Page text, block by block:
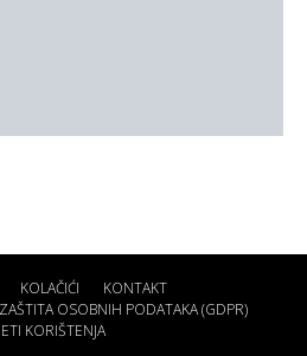
KOLAČIĆI
KONTAKT
OSOBNIH PODATAKA (GDPR)
KORIŠTENJA